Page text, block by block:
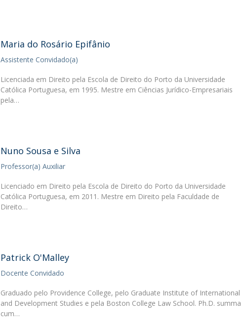
Maria do Rosário Epifânio
Assistente Convidado(a)
Licenciada em Direito pela Escola de Direito do Porto da Universidade
Católica Portuguesa, em 1995. Mestre em Ciências Jurídico-Empresariais
pela…
Nuno Sousa e Silva
Professor(a) Auxiliar
Licenciado em Direito pela Escola de Direito do Porto da Universidade
Católica Portuguesa, em 2011. Mestre em Direito pela Faculdade de
Direito…
Patrick O'Malley
Docente Convidado
Graduado pelo Providence College, pelo Graduate Institute of International
and Development Studies e pela Boston College Law School. Ph.D. summa
cum…